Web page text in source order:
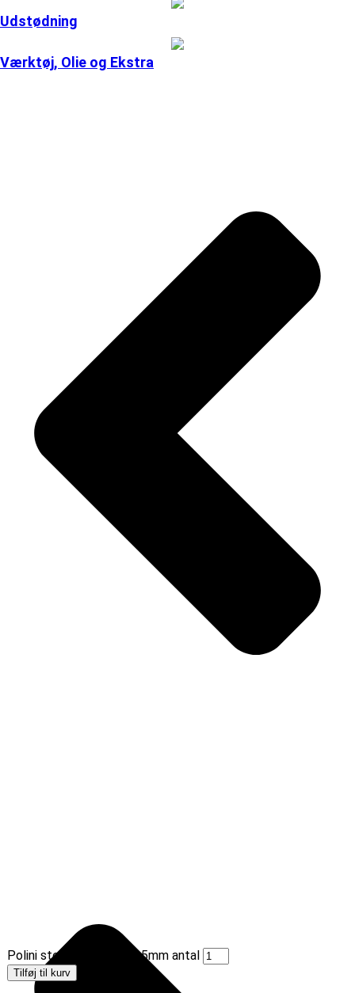
Udstødning
Værktøj, Olie og Ekstra
Polini stempelring til 43,5mm antal
Tilføj til kurv